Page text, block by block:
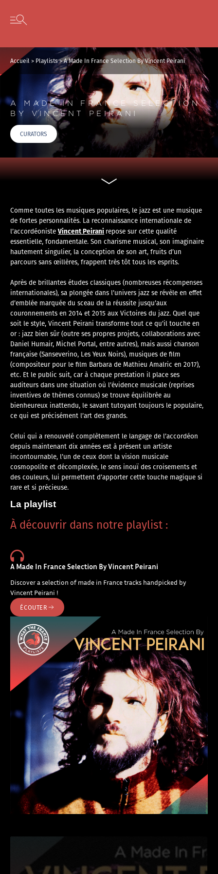
Skip to content
Open secondary menu
Accueil > Playlists>A Made In France Selection By Vincent Peirani
A MADE IN FRANCE SELECTION
BY VINCENT PEIRANI
CURATORS
Comme toutes les musiques populaires, le jazz est une musique
de fortes personnalités. La reconnaissance internationale de
l’accordéonisteVincent Peirani repose sur cette qualité
essentielle, fondamentale. Son charisme musical, son imaginaire
hautement singulier, la conception de son art, fruits d’un
parcours sans œillères, frappent très tôt tous les esprits.
Après de brillantes études classiques (nombreuses récompenses
internationales), sa plongée dans l’univers jazz se révèle en effet
d’emblée marquée du sceau de la réussite jusqu’aux
couronnements en 2014 et 2015 aux Victoires du jazz. Quel que
soit le style, Vincent Peirani transforme tout ce qu’il touche en
or : jazz bien sûr (outre ses propres projets, collaborations avec
Daniel Humair, Michel Portal, entre autres), mais aussi chanson
française (Sanseverino, Les Yeux Noirs), musiques de film
(compositeur pour le film Barbara de Mathieu Amalric en 2017),
etc. Et le public suit, car à chaque prestation il place ses
auditeurs dans une situation où l’évidence musicale (reprises
inventives de thèmes connus) se trouve équilibrée au
bienheureux inattendu, le savant tutoyant toujours le populaire,
ce qui est précisément l’art des grands.
Celui qui a renouvelé complètement le langage de l’accordéon
depuis maintenant dix années est à présent un artiste
incontournable, l’un de ceux dont la vision musicale
cosmopolite et décomplexée, le sens inouï des croisements et
des couleurs, lui permettent d’apporter cette touche magique si
rare et si précieuse.
La playlist
À découvrir dans notre playlist :
A Made In France Selection By Vincent Peirani
Discover a selection of made in France tracks handpicked by
Vincent Peirani !
ÉCOUTER